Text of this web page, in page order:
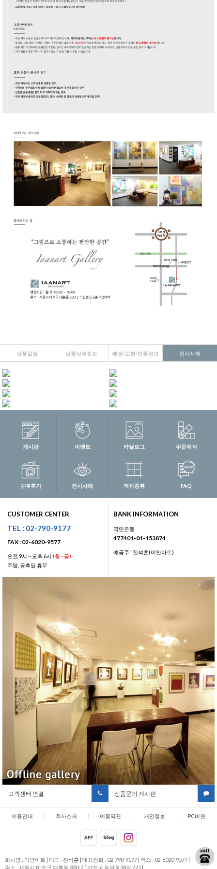
상품알림 상품상세정보 배송/교환/반품정보 전시사례
게시판 이벤트 카달로그 주문제작
구매후기 전시사례 액자종류 FAQ
CUSTOMER CENTER
TEL : 02-790-9177
FAX : 02-6020-9577
오전 9시 ~ 오후 6시 (월 - 금)
주말, 공휴일 휴무
BANK INFORMATION
국민은행
477401-01-153874
예금주 : 진석훈(이안아트)
고객센터 연결 상품문의 게시판
이용안내 회사소개 이용약관 개인정보 PC버젼
회사명 : 이안아트 대표 : 진석훈 대표전화 : 02-790-9177 팩스 : 02-6020-9577
주소 : 서울시 마포구 대흥동 330-2 ( 마포구 독막로38길 22 )